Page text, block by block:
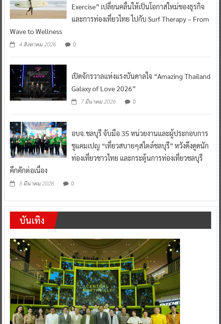
Exercise” เปลี่ยนคลื่นให้เป็นโอกาสใหม่ของธุรกิจ
และการท่องเที่ยวไทย ไปกับ Surf Therapy – From
Wave to Wellness
4 สิงหาคม 2026 0
เปิดจักรวาลแห่งแรงบันดาลใจ “Amazing Thailand
Galaxy of Love 2026”
7 มีนาคม 2026 0
อบจ.ชลบุรี จับมือ 35 หน่วยงานและผู้ประกอบการ
ชูแคมเปญ “เที่ยวสบายๆสไตล์ชลบุรี” หวังดึงดูดนัก
ท่องเที่ยวชาวไทย และกระตุ้นการท่องเที่ยวชลบุรี
คึกคักต่อเนื่อง
5 มีนาคม 2026 0
บันเทิง